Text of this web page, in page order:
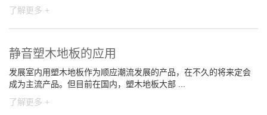
了解更多 +
静音塑木地板的应用
发展室内用塑木地板作为顺应潮流发展的产品，在不久的将来定会
成为主流产品。但目前在国内，塑木地板大部 ...
了解更多 +